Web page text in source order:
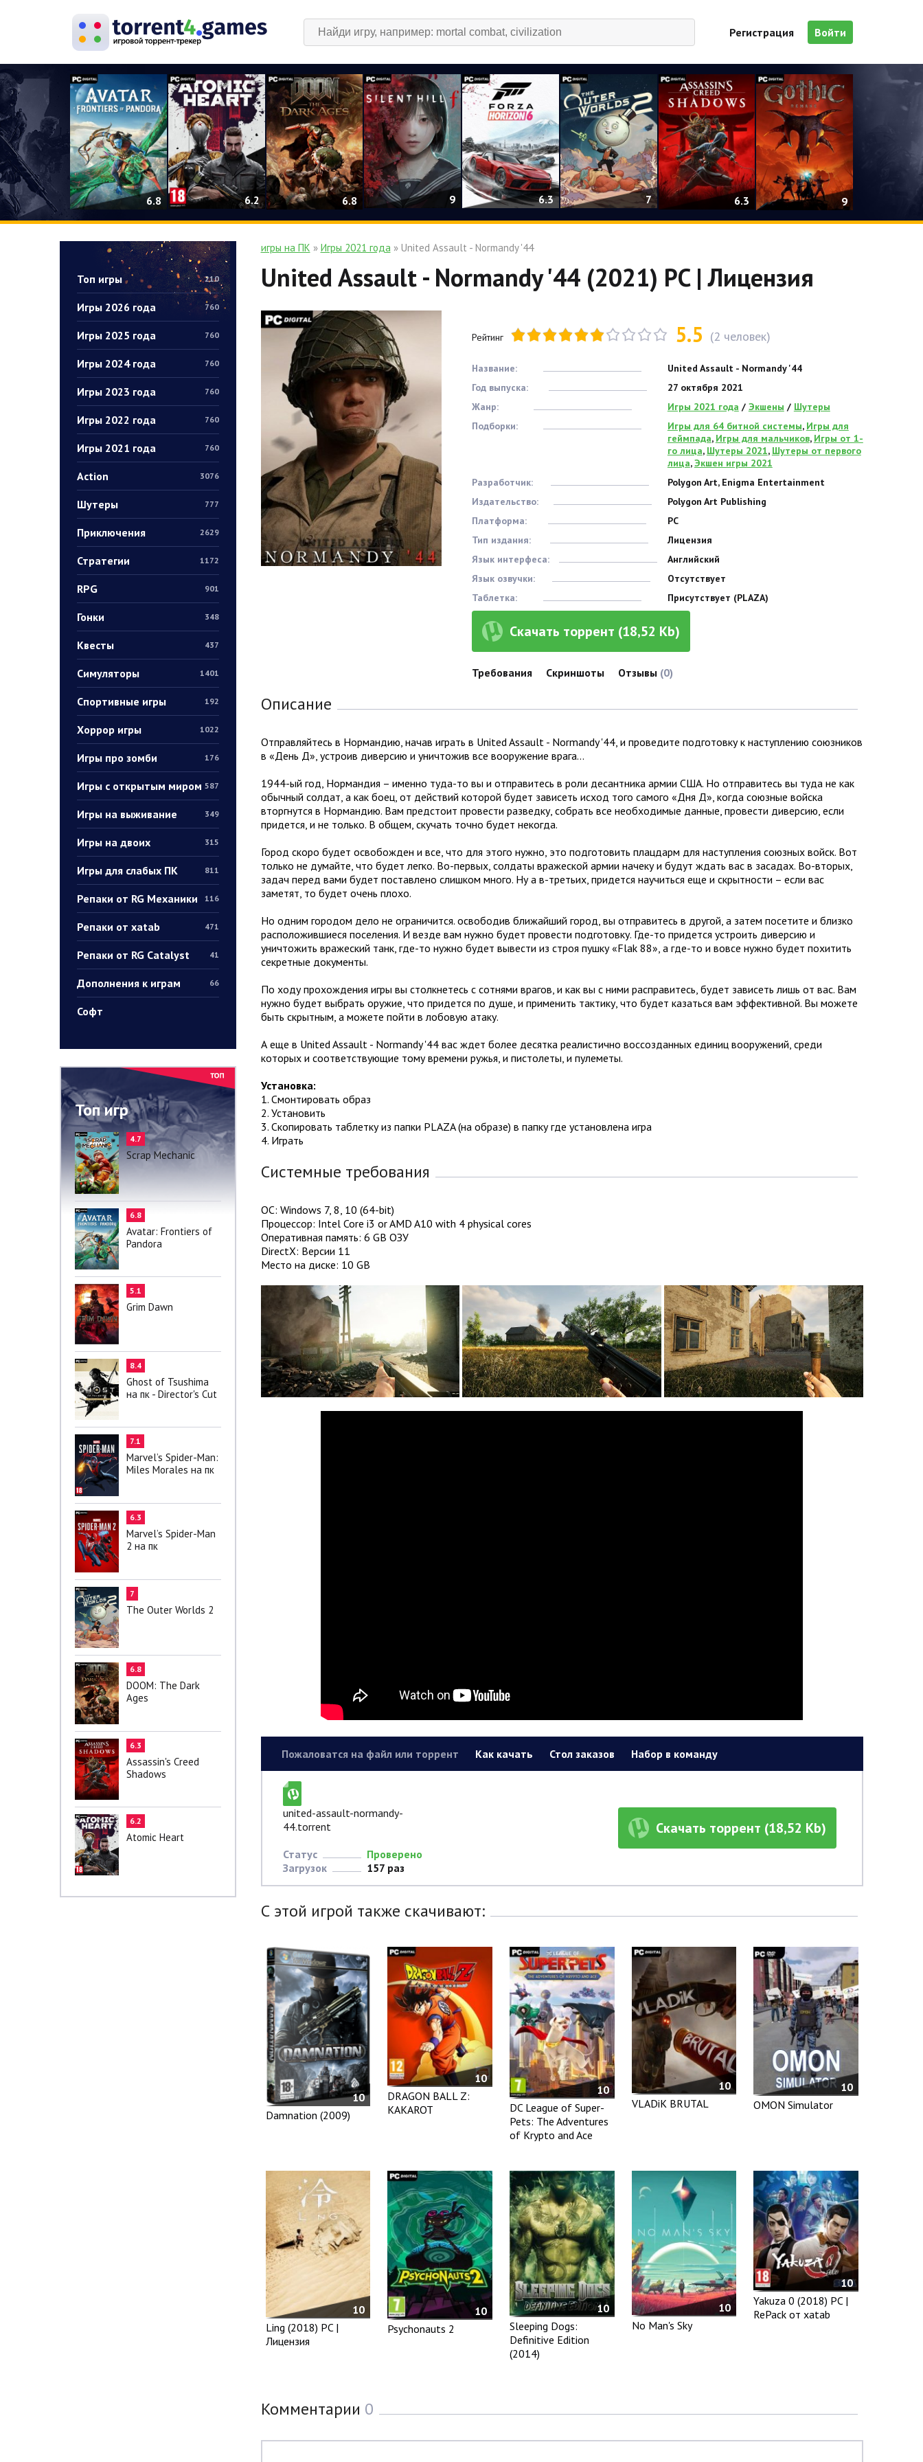
Регистрация Войти
6.8 6.2 6.8 9 6.3 7 6.3 9
Топ игры 210
Игры 2026 года 760
Игры 2025 года 760
Игры 2024 года 760
Игры 2023 года 760
Игры 2022 года 760
Игры 2021 года 760
Action 3076
Шутеры 777
Приключения 2629
Стратегии 1172
RPG 901
Гонки 348
Квесты 437
Симуляторы 1401
Спортивные игры 192
Хоррор игры 1022
Игры про зомби 176
Игры с открытым миром 587
Игры на выживание 349
Игры на двоих 315
Игры для слабых ПК 811
Репаки от RG Механики 116
Репаки от xatab 471
Репаки от RG Catalyst 41
Дополнения к играм 66
Софт
Топ игр
4.7
Scrap Mechanic
6.8
Avatar: Frontiers of
Pandora
5.1
Grim Dawn
8.4
Ghost of Tsushima
на пк - Director's Cut
7.1
Marvel’s Spider-Man:
Miles Morales на пк
6.3
Marvel’s Spider-Man
2 на пк
7
The Outer Worlds 2
6.8
DOOM: The Dark
Ages
6.3
Assassin's Creed
Shadows
6.2
Atomic Heart
игры на ПК » Игры 2021 года» United Assault - Normandy '44
United Assault - Normandy '44 (2021) PC | Лицензия
Рейтинг 5.5 (2 человек)
Название:
United Assault - Normandy '44
Год выпуска:
27 октября 2021
Жанр:
Игры 2021 года / Экшены / Шутеры
Подборки:
Игры для 64 битной системы, Игры для
геймпада, Игры для мальчиков, Игры от 1-
го лица, Шутеры 2021, Шутеры от первого
лица,Экшен игры 2021
Разработчик:
Polygon Art, Enigma Entertainment
Издательство:
Polygon Art Publishing
Платформа:
PC
Тип издания:
Лицензия
Язык интерфеса:
Английский
Язык озвучки:
Отсутствует
Таблетка:
Присутствует (PLAZA)
Скачать торрент (18,52 Kb)
Требования Скриншоты Отзывы (0)
Описание
Отправляйтесь в Нормандию, начав играть в United Assault - Normandy '44, и проведите подготовку к наступлению союзников
в «День Д», устроив диверсию и уничтожив все вооружение врага…
1944-ый год, Нормандия – именно туда-то вы и отправитесь в роли десантника армии США. Но отправитесь вы туда не как
обычный солдат, а как боец, от действий которой будет зависеть исход того самого «Дня Д», когда союзные войска
вторгнутся в Нормандию. Вам предстоит провести разведку, собрать все необходимые данные, провести диверсию, если
придется, и не только. В общем, скучать точно будет некогда.
Город скоро будет освобожден и все, что для этого нужно, это подготовить плацдарм для наступления союзных войск. Вот
только не думайте, что будет легко. Во-первых, солдаты вражеской армии начеку и будут ждать вас в засадах. Во-вторых,
задач перед вами будет поставлено слишком много. Ну а в-третьих, придется научиться еще и скрытности – если вас
заметят, то будет очень плохо.
Но одним городом дело не ограничится. освободив ближайший город, вы отправитесь в другой, а затем посетите и близко
расположившиеся поселения. И везде вам нужно будет провести подготовку. Где-то придется устроить диверсию и
уничтожить вражеский танк, где-то нужно будет вывести из строя пушку «Flak 88», а где-то и вовсе нужно будет похитить
секретные документы.
По ходу прохождения игры вы столкнетесь с сотнями врагов, и как вы с ними расправитесь, будет зависеть лишь от вас. Вам
нужно будет выбрать оружие, что придется по душе, и применить тактику, что будет казаться вам эффективной. Вы можете
быть скрытным, а можете пойти в лобовую атаку.
А еще в United Assault - Normandy '44 вас ждет более десятка реалистично воссозданных единиц вооружений, среди
которых и соответствующие тому времени ружья, и пистолеты, и пулеметы.
Установка:
1. Смонтировать образ
2. Установить
3. Скопировать таблетку из папки PLAZA (на образе) в папку где установлена игра
4. Играть
Системные требования
ОС: Windows 7, 8, 10 (64-bit)
Процессор: Intel Core i3 or AMD A10 with 4 physical cores
Оперативная память: 6 GB ОЗУ
DirectX: Версии 11
Место на диске: 10 GB
Пожаловатся на файл или торрент Как качать Стол заказов Набор в команду
united-assault-normandy-
44.torrent
Статус
Проверено
Загрузок
157 раз
Скачать торрент (18,52 Kb)
С этой игрой также скачивают:
10
Damnation (2009)
10
DRAGON BALL Z:
KAKAROT
10
DC League of Super-
Pets: The Adventures
of Krypto and Ace
10
VLADiK BRUTAL
10
OMON Simulator
10
Ling (2018) PC |
Лицензия
10
Psychonauts 2
10
Sleeping Dogs:
Definitive Edition
(2014)
10
No Man's Sky
10
Yakuza 0 (2018) PC |
RePack от xatab
Комментарии 0